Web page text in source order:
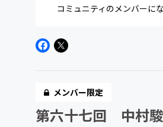
コミュニティのメンバーに
メンバー限定
第六十七回 中村